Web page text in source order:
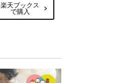
楽天ブックス
で購入